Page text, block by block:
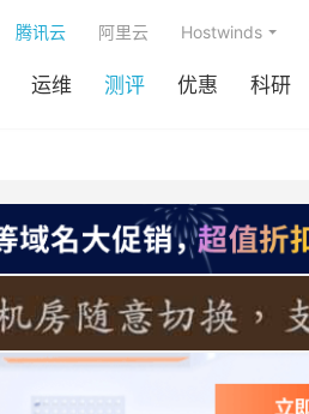
运维 测评 优惠 科研
腾讯云 阿里云 Hostwinds